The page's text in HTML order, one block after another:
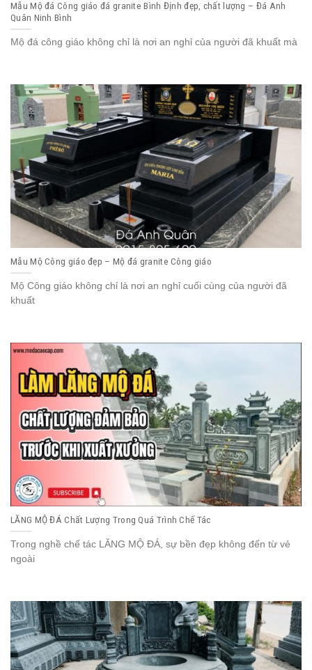
Mẫu Mộ đá Công giáo đá granite Bình Định đẹp, chất lượng – Đá Anh
Quân Ninh Bình
Mộ đá công giáo không chỉ là nơi an nghỉ của người đã khuất mà
Mẫu Mộ Công giáo đẹp – Mộ đá granite Công giáo
Mộ Công giáo không chỉ là nơi an nghỉ cuối cùng của người đã
khuất
LĂNG MỘ ĐÁ Chất Lượng Trong Quá Trình Chế Tác
Trong nghề chế tác LĂNG MỘ ĐÁ, sự bền đẹp không đến từ vẻ
ngoài